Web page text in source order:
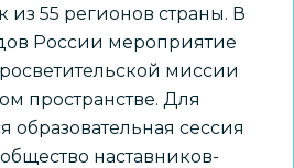
из 55 регионов страны. В
России мероприятие
миссии
пространстве. Для
образовательная сессия
наставников-